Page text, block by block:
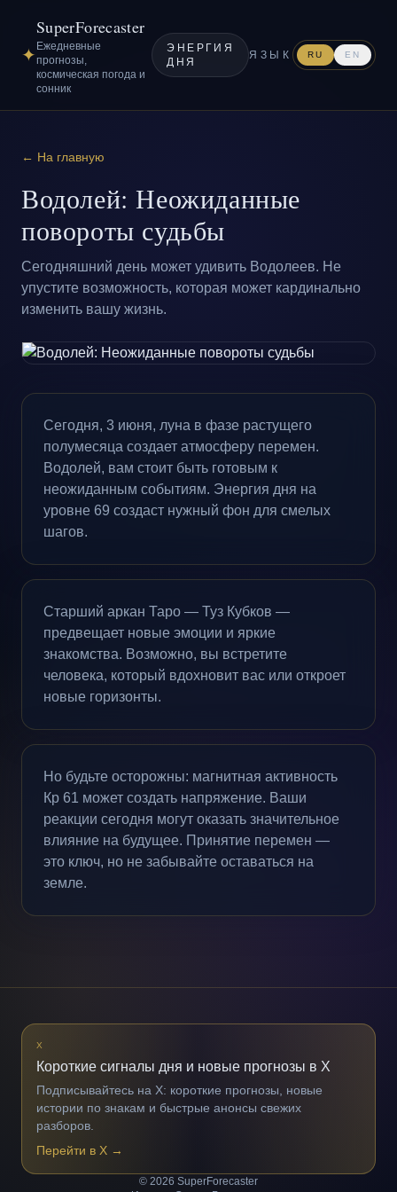
✦
SuperForecaster
Ежедневные
прогнозы,
космическая погода и
сонник
ЭНЕРГИЯ
ДНЯ
ЯЗЫК RU EN
← На главную
Водолей: Неожиданные
повороты судьбы
Сегодняшний день может удивить Водолеев. Не
упустите возможность, которая может кардинально
изменить вашу жизнь.
Сегодня, 3 июня, луна в фазе растущего
полумесяца создает атмосферу перемен.
Водолей, вам стоит быть готовым к
неожиданным событиям. Энергия дня на
уровне 69 создаст нужный фон для смелых
шагов.
Старший аркан Таро — Туз Кубков —
предвещает новые эмоции и яркие
знакомства. Возможно, вы встретите
человека, который вдохновит вас или откроет
новые горизонты.
Но будьте осторожны: магнитная активность
Кp 61 может создать напряжение. Ваши
реакции сегодня могут оказать значительное
влияние на будущее. Принятие перемен —
это ключ, но не забывайте оставаться на
земле.
X
Короткие сигналы дня и новые прогнозы в X
Подписывайтесь на X: короткие прогнозы, новые
истории по знакам и быстрые анонсы свежих
разборов.
Перейти в X →
© 2026 SuperForecaster